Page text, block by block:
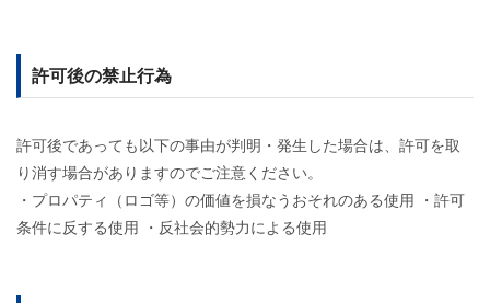
許可後の禁止行為
許可後であっても以下の事由が判明・発生した場合は、許可を取
り消す場合がありますのでご注意ください。
・プロパティ（ロゴ等）の価値を損なうおそれのある使用 ・許可
条件に反する使用 ・反社会的勢力による使用